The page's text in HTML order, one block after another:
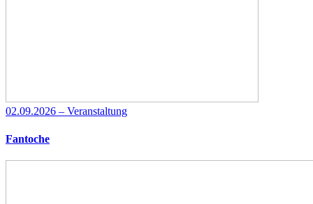
02.09.2026 – Veranstaltung
Fantoche